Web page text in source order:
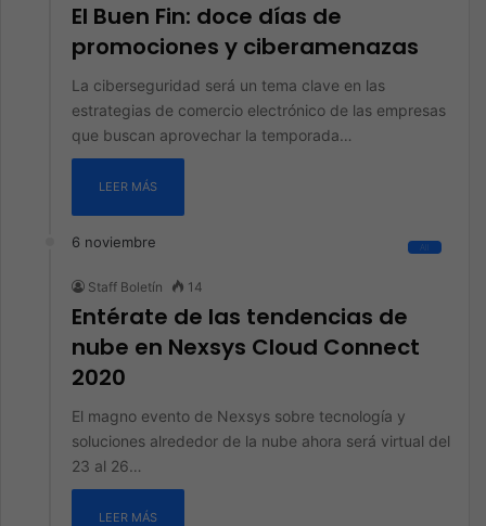
El Buen Fin: doce días de
promociones y ciberamenazas
La ciberseguridad será un tema clave en las
estrategias de comercio electrónico de las empresas
que buscan aprovechar la temporada…
LEER MÁS
6 noviembre All
Staff Boletín 14
Entérate de las tendencias de
nube en Nexsys Cloud Connect
2020
El magno evento de Nexsys sobre tecnología y
soluciones alrededor de la nube ahora será virtual del
23 al 26…
LEER MÁS